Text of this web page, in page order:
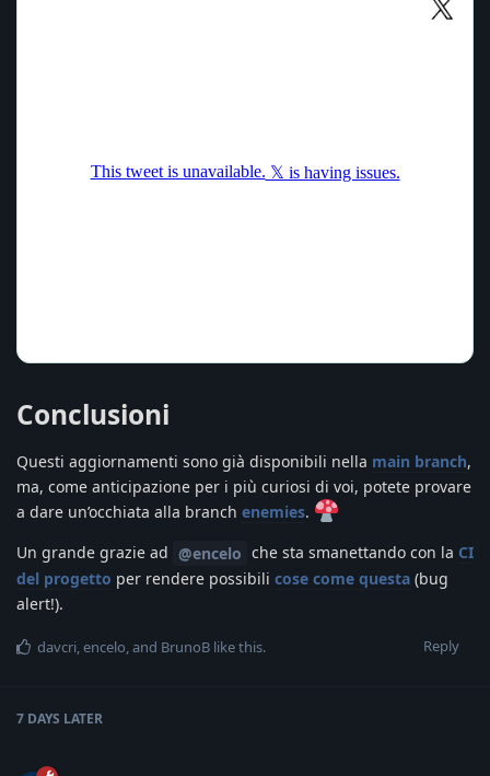
Conclusioni
Questi aggiornamenti sono già disponibili nella main branch,
ma, come anticipazione per i più curiosi di voi, potete provare
a dare un’occhiata alla branch enemies.
Un grande grazie ad @encelo che sta smanettando con la CI
del progetto per rendere possibili cose come questa (bug
alert!).
Reply
davcri,encelo, and BrunoB like this.
7 DAYS LATER